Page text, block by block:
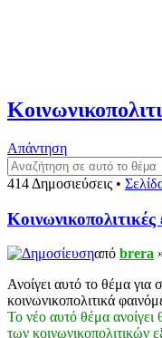
Απάντηση
414 Δημοσιεύσεις •
Κοινωνικοπολιτικές
από brera
Ανοίγει αυτό το θέμα για
κοινωνικοπολιτικά
To νέο αυτό θέμα ανοίγει
των κοινωνικοπολιτικών